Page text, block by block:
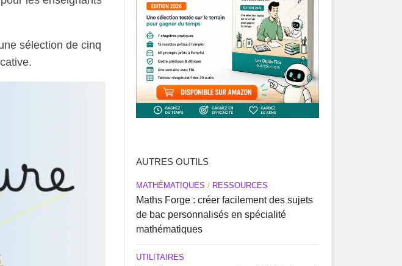
sélection de cinq
AUTRES OUTILS
MATHÉMATIQUES / RESSOURCES
Maths Forge : créer facilement des sujets
de bac personnalisés en spécialité
mathématiques
UTILITAIRES